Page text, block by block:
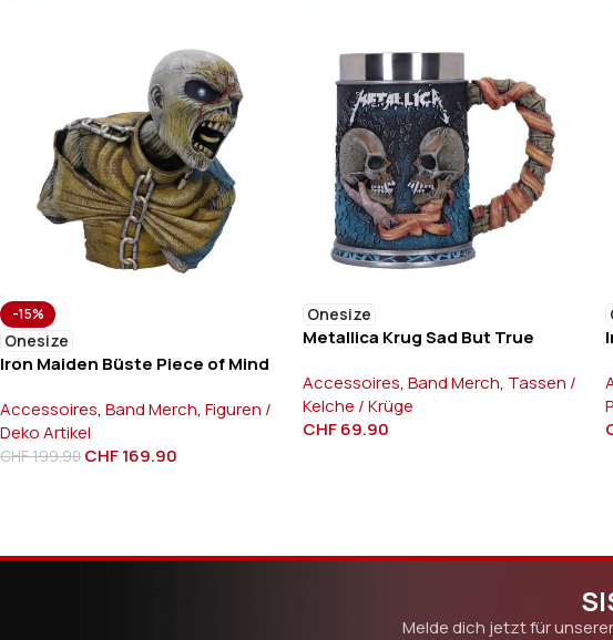
-15%
Onesize
Iron Maiden Büste Piece of Mind
Accessoires, Band Merch, Figuren /
Deko Artikel
CHF199.90 CHF169.90
Onesize
Metallica Krug Sad But True
Accessoires, Band Merch, Tassen /
Kelche / Krüge
CHF69.90
Melde dich jetzt für